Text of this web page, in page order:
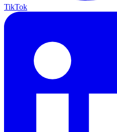
TikTok